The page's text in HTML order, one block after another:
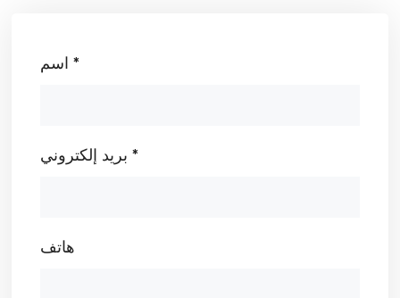
اسم *
بريد إلكتروني *
هاتف